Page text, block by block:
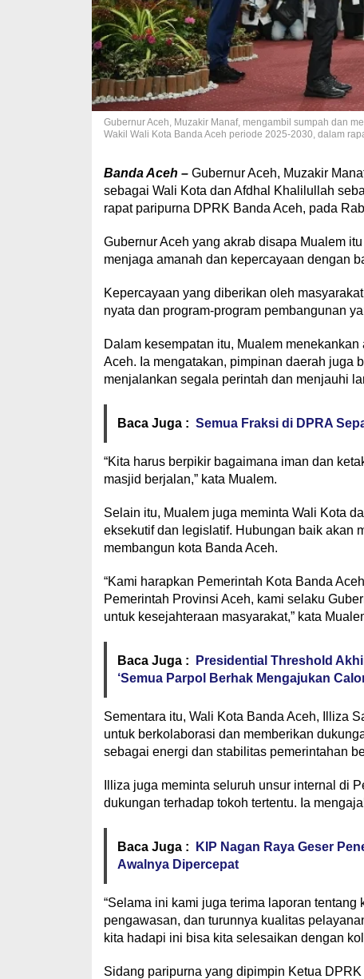
Gubernur Aceh, Muzakir Manaf, mengambil sumpah dan
Wakil Wali Kota Banda Aceh periode 2025-2030, dalam
Banda Aceh – Gubernur Aceh, Muzakir
sebagai Wali Kota dan Afdhal Khalilullah
rapat paripurna DPRK Banda Aceh, pada
Gubernur Aceh yang akrab disapa Mualem
menjaga amanah dan kepercayaan dengan
Kepercayaan yang diberikan oleh
nyata dan program-program pembangunan
Dalam kesempatan itu, Mualem
Aceh. Ia mengatakan, pimpinan daerah juga
menjalankan segala perintah dan menjauhi
Baca Juga : Semua Fraksi di DPRA
“Kita harus berpikir bagaimana iman dan
masjid berjalan,” kata Mualem.
Selain itu, Mualem juga meminta Wali Kota
eksekutif dan legislatif. Hubungan baik akan
membangun kota Banda Aceh.
“Kami harapkan Pemerintah Kota Banda
Pemerintah Provinsi Aceh, kami selaku
untuk kesejahteraan masyarakat,” kata
Baca Juga :
Presidential Threshold
‘Semua Parpol Berhak Mengajukan
Sementara itu, Wali Kota Banda Aceh, Illiza
untuk berkolaborasi dan memberikan
sebagai energi dan stabilitas pemerintahan
Illiza juga meminta seluruh unsur internal di
dukungan terhadap tokoh tertentu. Ia
Baca Juga :
KIP Nagan Raya Geser
Awalnya Dipercepat
“Selama ini kami juga terima laporan
pengawasan, dan turunnya kualitas
kita hadapi ini bisa kita selesaikan dengan
Sidang paripurna yang dipimpin Ketua